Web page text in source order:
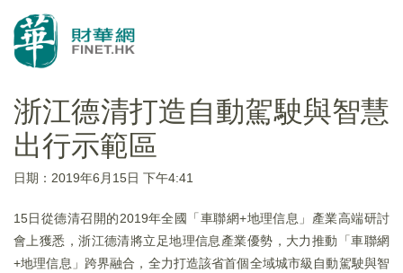
浙江德清打造自動駕駛與智慧
出行示範區
日期：2019年6月15日 下午4:41
15日從德清召開的2019年全國「車聯網+地理信息」產業高端研討
會上獲悉，浙江德清將立足地理信息產業優勢，大力推動「車聯網
+地理信息」跨界融合，全力打造該省首個全域城市級自動駕駛與智